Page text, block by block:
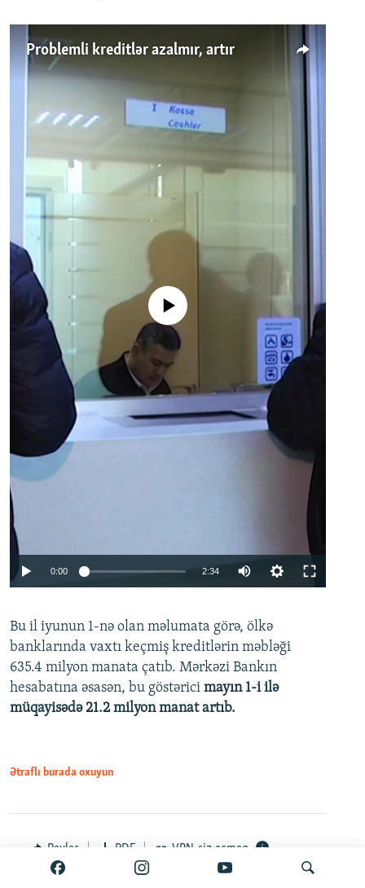
Problemli kreditlər azalmır, artır
Auto 240p 360p 480p
No media source currently available
0:00 2:34
360p
480p
720p
Bu il iyunun 1-nə olan məlumata görə, ölkə
banklarında vaxtı keçmiş kreditlərin məbləği
635.4 milyon manata çatıb. Mərkəzi Bankın
hesabatına əsasən, bu göstərici mayın 1-i ilə
müqayisədə 21.2 milyon manat artıb.
Ətraflı burada oxuyun
Paylaş PDF VPN-siz açmaq